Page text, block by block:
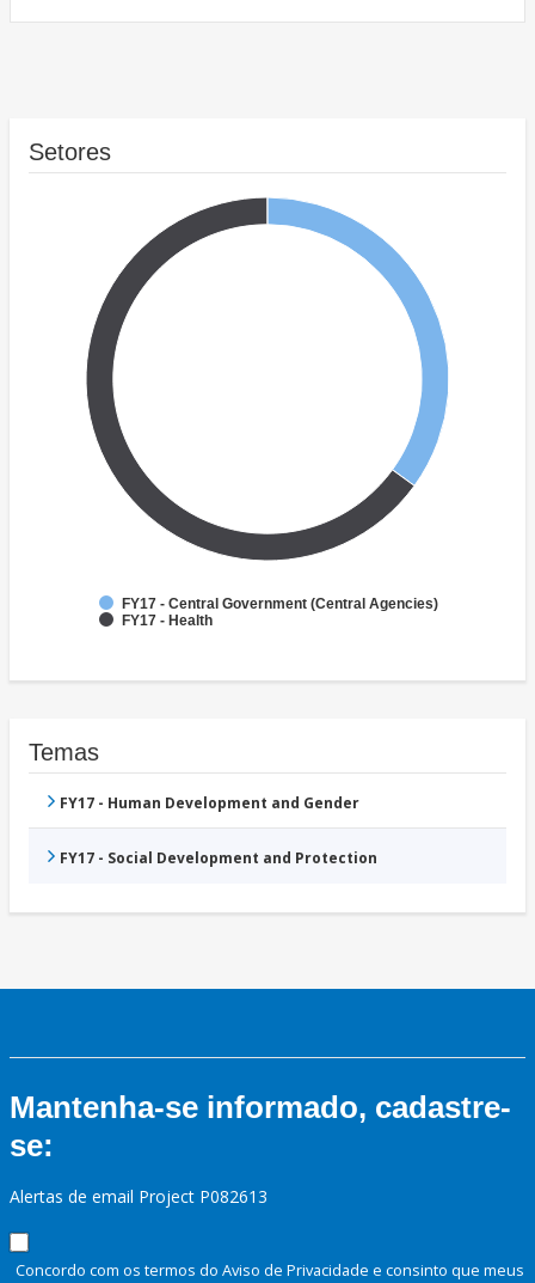
Setores
FY17 - Central Government (Central Agencies)
FY17 - Health
Temas
FY17 - Human Development and Gender
FY17 - Social Development and Protection
Mantenha-se informado, cadastre-
se:
Alertas de email Project P082613
Concordo com os termos do Aviso de Privacidade e consinto que meus